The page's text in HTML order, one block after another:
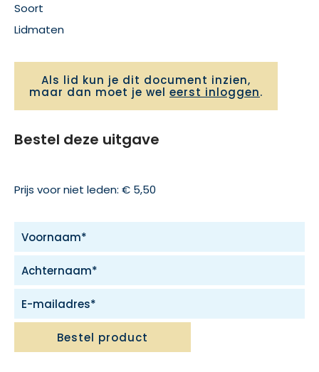
Soort
Lidmaten
Als lid kun je dit document inzien,
maar dan moet je wel eerst inloggen.
Bestel deze uitgave
Prijs voor niet leden: € 5,50
Bestel product